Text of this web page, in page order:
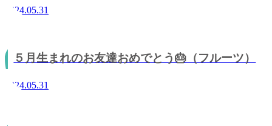
2024.05.31
５月生まれのお友達おめでとう🎂（フルーツ）
2024.05.31